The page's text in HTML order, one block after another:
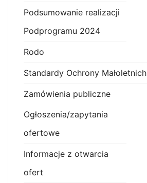
Podsumowanie realizacji
Podprogramu 2024
Rodo
Standardy Ochrony Małoletnich
Zamówienia publiczne
Ogłoszenia/zapytania
ofertowe
Informacje z otwarcia
ofert